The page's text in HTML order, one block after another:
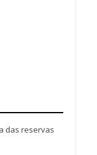
das reservas